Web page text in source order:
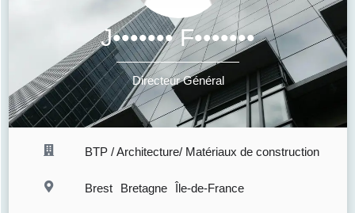
J••••••• F•••••••
Directeur Général
BTP / Architecture/ Matériaux de construction
Brest Bretagne Île-de-France